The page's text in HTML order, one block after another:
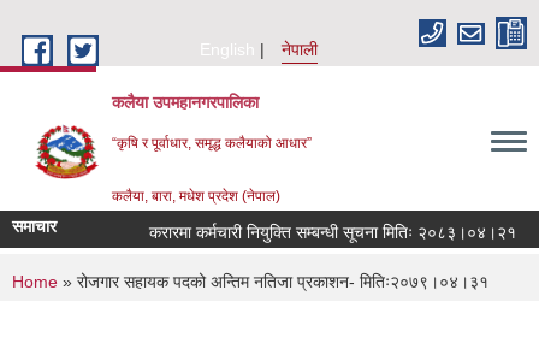
English
नेपाली
कलैया उपमहानगरपालिका
“कृषि र पूर्वाधार, समृद्ध कलैयाको आधार”
कलैया, बारा, मधेश प्रदेश (नेपाल)
समाचार करारमा कर्मचारी नियुक्ति सम्बन्धी सूचना मितिः २०८३।०४।२१
You are here
Home » रोजगार सहायक पदको अन्तिम नतिजा प्रकाशन- मितिः२०७९।०४।३१